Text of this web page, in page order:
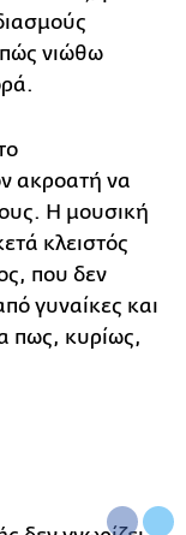
νιώθω
ακροατή να
Η μουσική
κλειστός
που δεν
γυναίκες και
πως, κυρίως,